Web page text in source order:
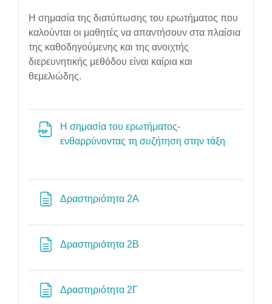
Η σημασία της διατύπωσης του ερωτήματος που
καλούνται οι μαθητές να απαντήσουν στα πλαίσια
της καθοδηγούμενης και της ανοιχτής
διερευνητικής μεθόδου είναι καίρια και
θεμελιώδης.
Η σημασία του ερωτήματος-
ενθαρρύνοντας τη συζήτηση στην τάξη
Δραστηριότητα 2Α
Δραστηριότητα 2Β
Δραστηριότητα 2ΓPage